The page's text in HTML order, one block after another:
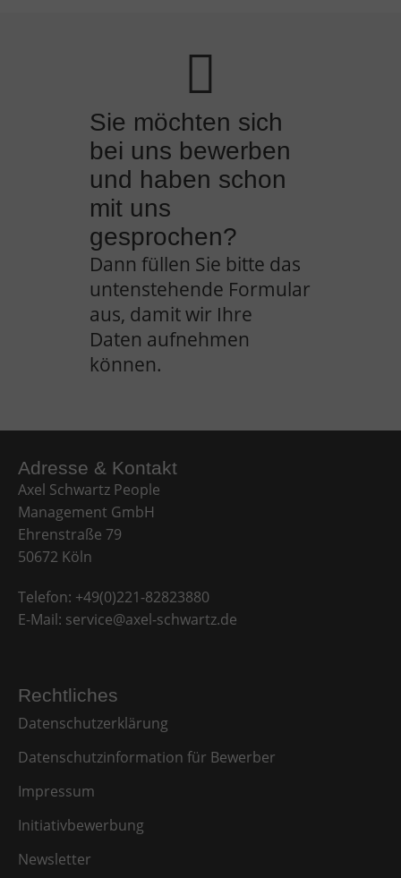
Sie möchten sich
bei uns bewerben
und haben schon
mit uns
gesprochen?
Dann füllen Sie bitte das
untenstehende Formular
aus, damit wir Ihre
Daten aufnehmen
können.
Adresse & Kontakt​
Axel Schwartz People
Management GmbH
Ehrenstraße 79
50672 Köln
Telefon: +49(0)221-82823880
E-Mail: service@axel-schwartz.de
Rechtliches
Datenschutzerklärung
Datenschutzinformation für Bewerber
Impressum
Initiativbewerbung
Newsletter